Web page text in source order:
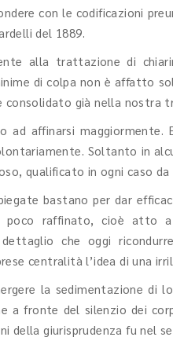
con le codificazioni
del 1889.
alla trattazione di
di colpa non è
già nella nostra
affinarsi
Soltanto in
qualificato in ogni caso da
bastano per dar
raffinato, cioè atto
che oggi
centralità l’idea di una
la sedimentazione di
a fronte del silenzio dei
giurisprudenza fu nel